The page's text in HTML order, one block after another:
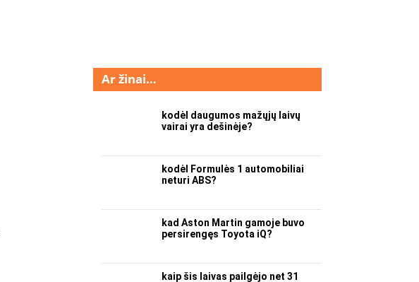
Ar žinai…
kodėl daugumos mažųjų laivų
vairai yra dešinėje?
kodėl Formulės 1 automobiliai
neturi ABS?
kad Aston Martin gamoje buvo
persirengęs Toyota iQ?
kaip šis laivas pailgėjo net 31